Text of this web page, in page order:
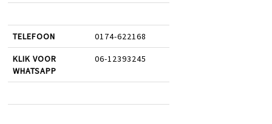
TELEFOON 0174-622168
KLIK VOOR
WHATSAPP
06-12393245